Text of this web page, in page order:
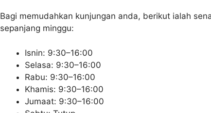
Bagi memudahkan kunjungan anda, berikut ialah
sepanjang minggu:
Isnin: 9:30–16:00
Selasa: 9:30–16:00
Rabu: 9:30–16:00
Khamis: 9:30–16:00
Jumaat: 9:30–16:00